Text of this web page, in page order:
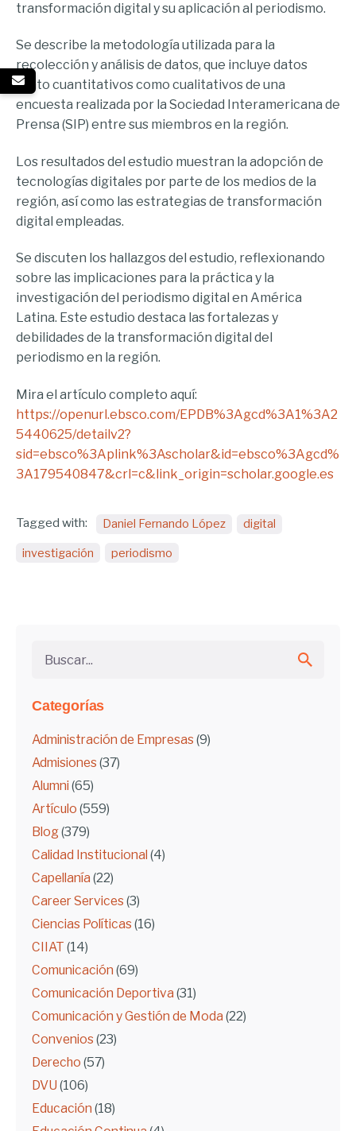
Categorías
Administración de Empresas (9)
Admisiones (37)
Alumni (65)
Artículo (559)
Blog(379)
Calidad Institucional (4)
Capellanía (22)
Career Services (3)
Ciencias Políticas (16)
CIIAT (14)
Comunicación (69)
Comunicación Deportiva (31)
Comunicación y Gestión de Moda (22)
Convenios (23)
Derecho (57)
DVU (106)
Educación (18)
transformación digital y su aplicación al periodismo.
Se describe la metodología utilizada para la
recolección y análisis de datos, que incluye datos
tanto cuantitativos como cualitativos de una
encuesta realizada por la Sociedad Interamericana de
Prensa (SIP) entre sus miembros en la región.
Los resultados del estudio muestran la adopción de
tecnologías digitales por parte de los medios de la
región, así como las estrategias de transformación
digital empleadas.
Se discuten los hallazgos del estudio, reflexionando
sobre las implicaciones para la práctica y la
investigación del periodismo digital en América
Latina. Este estudio destaca las fortalezas y
debilidades de la transformación digital del
periodismo en la región.
Mira el artículo completo aquí:
https://openurl.ebsco.com/EPDB%3Agcd%3A1%3A2
5440625/detailv2?
sid=ebsco%3Aplink%3Ascholar&id=ebsco%3Agcd%
3A179540847&crl=c&link_origin=scholar.google.es
Tagged with: Daniel Fernando López digital
investigación periodismo